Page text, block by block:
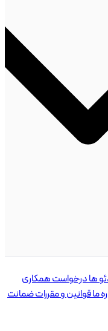
هادرخواست همکاری
ماقوانین و مقرراتضمانت